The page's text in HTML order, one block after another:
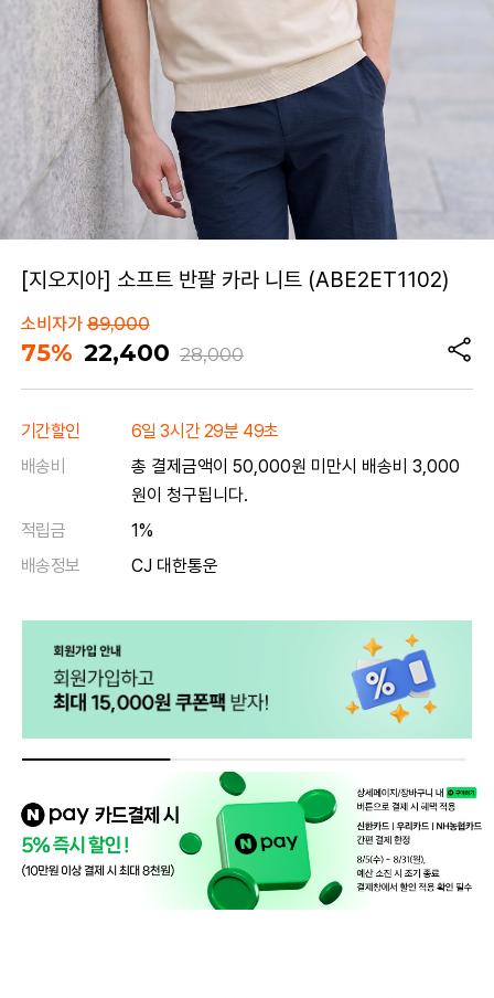
[지오지아] 소프트 반팔 카라 니트 (ABE2ET1102)
소비자가89,000
75% 22,400 28,000
기간할인
6일 3시간 29분 49초
배송비
총 결제금액이 50,000원 미만시 배송비 3,000
원이 청구됩니다.
적립금
1%
배송정보
CJ 대한통운